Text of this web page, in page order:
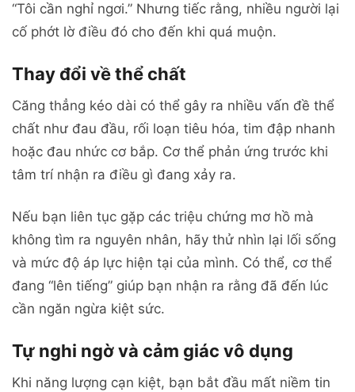
“Tôi cần nghỉ ngơi.” Nhưng tiếc rằng, nhiều người lại
cố phớt lờ điều đó cho đến khi quá muộn.
Thay đổi về thể chất
Căng thẳng kéo dài có thể gây ra nhiều vấn đề thể
chất như đau đầu, rối loạn tiêu hóa, tim đập nhanh
hoặc đau nhức cơ bắp. Cơ thể phản ứng trước khi
tâm trí nhận ra điều gì đang xảy ra.
Nếu bạn liên tục gặp các triệu chứng mơ hồ mà
không tìm ra nguyên nhân, hãy thử nhìn lại lối sống
và mức độ áp lực hiện tại của mình. Có thể, cơ thể
đang “lên tiếng” giúp bạn nhận ra rằng đã đến lúc
cần ngăn ngừa kiệt sức.
Tự nghi ngờ và cảm giác vô dụng
Khi năng lượng cạn kiệt, bạn bắt đầu mất niềm tin